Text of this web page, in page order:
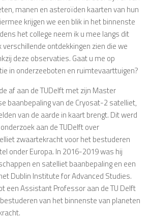
manen en asteroïden kaarten van hun
krijgen we een blik in het binnenste
het college neem ik u mee langs dit
ontdekkingen zien die we
deze observaties. Gaat u me op
in onderzeeboten en ruimtevaarttuigen?
af aan de TUDelft met zijn Master
baanbepaling van de Cryosat-2 satelliet,
van de aarde in kaart brengt. Dit werd
aan de TUDelft over
zwaartekracht voor het bestuderen
onder Europa. In 2016-2019 was hij
en satelliet baanbepaling en een
Dublin Institute for Advanced Studies.
een Assistant Professor aan de TU Delft
van het binnenste van planeten